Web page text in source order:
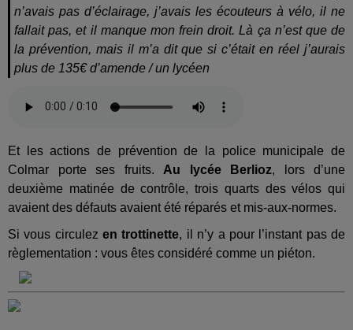
n’avais pas d’éclairage, j’avais les écouteurs à vélo, il ne
fallait pas, et il manque mon frein droit. Là ça n’est que de
la prévention, mais il m’a dit que si c’était en réel j’aurais
plus de 135€ d’amende / un lycéen
Et les actions de prévention de la police municipale de
Colmar porte ses fruits. Au lycée Berlioz, lors d’une
deuxième matinée de contrôle, trois quarts des vélos qui
avaient des défauts avaient été réparés et mis-aux-normes.
Si vous circulezen trottinette, il n’y a pour l’instant pas de
règlementation : vous êtes considéré comme un piéton.